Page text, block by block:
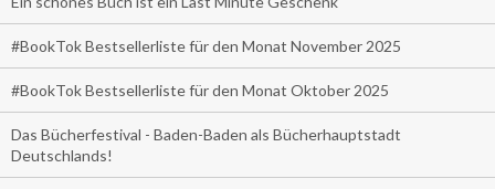
#BookTok Bestsellerliste für den Monat November 2025
#BookTok Bestsellerliste für den Monat Oktober 2025
Das Bücherfestival - Baden-Baden als Bücherhauptstadt
Deutschlands!